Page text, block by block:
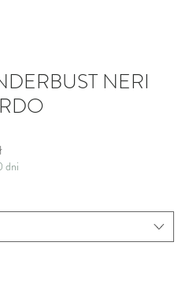
NERI
Cena Rabatowa
dni